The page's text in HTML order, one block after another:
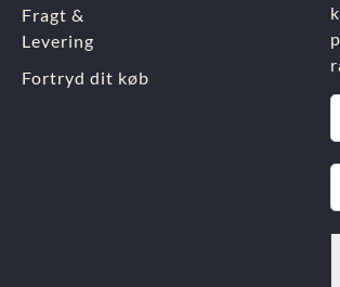
Fragt &
Levering
Fortryd dit køb